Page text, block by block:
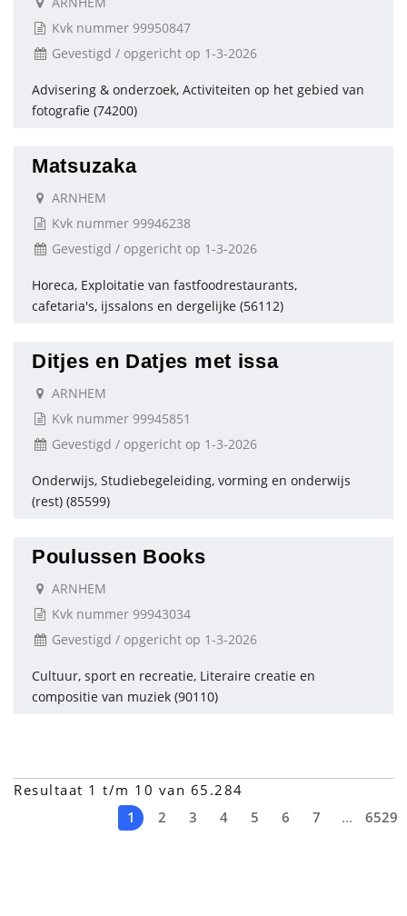
Kvk nummer 99950847
Gevestigd / opgericht op 1-3-2026
Advisering & onderzoek, Activiteiten op het gebied van
fotografie (74200)
Matsuzaka
ARNHEM
Kvk nummer 99946238
Gevestigd / opgericht op 1-3-2026
Horeca, Exploitatie van fastfoodrestaurants,
cafetaria's, ijssalons en dergelijke (56112)
Ditjes en Datjes met issa
ARNHEM
Kvk nummer 99945851
Gevestigd / opgericht op 1-3-2026
Onderwijs, Studiebegeleiding, vorming en onderwijs
(rest) (85599)
Poulussen Books
ARNHEM
Kvk nummer 99943034
Gevestigd / opgericht op 1-3-2026
Cultuur, sport en recreatie, Literaire creatie en
compositie van muziek (90110)
Resultaat 1 t/m 10 van 65.284
1
2 3 4 5 6 7 ... 6529